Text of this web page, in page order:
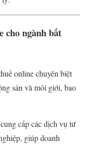
cho ngành bất
online chuyên biệt
sản và môi giới, bao
cấp các dịch vụ tư
giúp doanh